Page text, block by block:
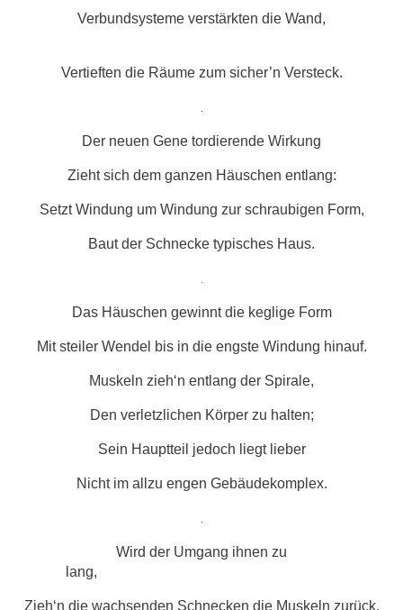
Verbundsysteme verstärkten die Wand,
Vertieften die Räume zum sicher’n Versteck.
Der neuen Gene tordierende Wirkung
Zieht sich dem ganzen Häuschen entlang:
Setzt Windung um Windung zur schraubigen Form,
Baut der Schnecke typisches Haus.
Das Häuschen gewinnt die keglige Form
Mit steiler Wendel bis in die engste Windung hinauf.
Muskeln zieh‘n entlang der Spirale,
Den verletzlichen Körper zu halten;
Sein Hauptteil jedoch liegt lieber
Nicht im allzu engen Gebäudekomplex.
Wird der Umgang ihnen zu
lang,
Zieh‘n die wachsenden Schnecken die Muskeln zurück,